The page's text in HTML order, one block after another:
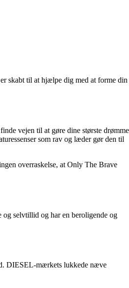
skabt til at hjælpe dig med at forme din
vejen til at gøre dine største drømme
som rav og læder gør den til
overraskelse, at Only The Brave
selvtillid og har en beroligende og
DIESEL-mærkets lukkede næve